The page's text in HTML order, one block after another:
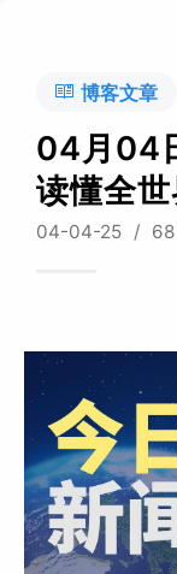
博客文章
04月04
读懂全世
04-04-25 /